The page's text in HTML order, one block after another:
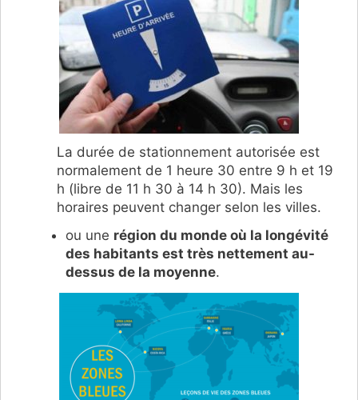
La durée de stationnement autorisée est
normalement de 1 heure 30 entre 9 h et 19
h (libre de 11 h 30 à 14 h 30). Mais les
horaires peuvent changer selon les villes.
ou une région du monde où la longévité
des habitants est très nettement au-
dessus de la moyenne.